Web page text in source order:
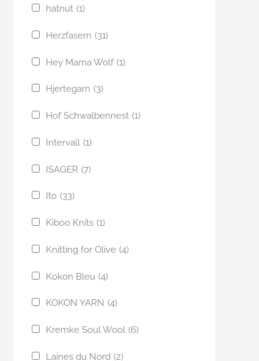
hatnut (1)
Herzfasern (31)
Hey Mama Wolf (1)
Hjertegarn (3)
Hof Schwalbennest (1)
Intervall (1)
ISAGER (7)
Ito (33)
Kiboo Knits (1)
Knitting for Olive (4)
Kokon Bleu (4)
KOKON YARN (4)
Kremke Soul Wool (6)
Laines du Nord (2)